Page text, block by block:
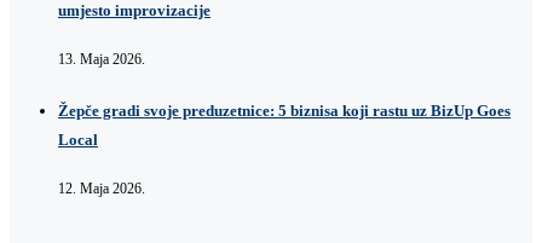
umjesto improvizacije
13. Maja 2026.
Žepče gradi svoje preduzetnice: 5 biznisa koji rastu uz BizUp Goes
Local
12. Maja 2026.